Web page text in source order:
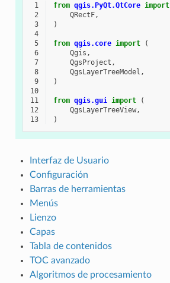
1 from qgis.PyQt.QtCore import
2
QRectF,
3
)
4
5
from qgis.core import
(
6
Qgis ,
7
QgsProject ,
8
QgsLayerTreeModel ,
9
)
10
11
from qgis.gui import
(
12
QgsLayerTreeView,
13
)
Interfaz de Usuario
Configuración
Barras de herramientas
Menús
Lienzo
Capas
Tabla de contenidos
TOC avanzado
Algoritmos de procesamiento